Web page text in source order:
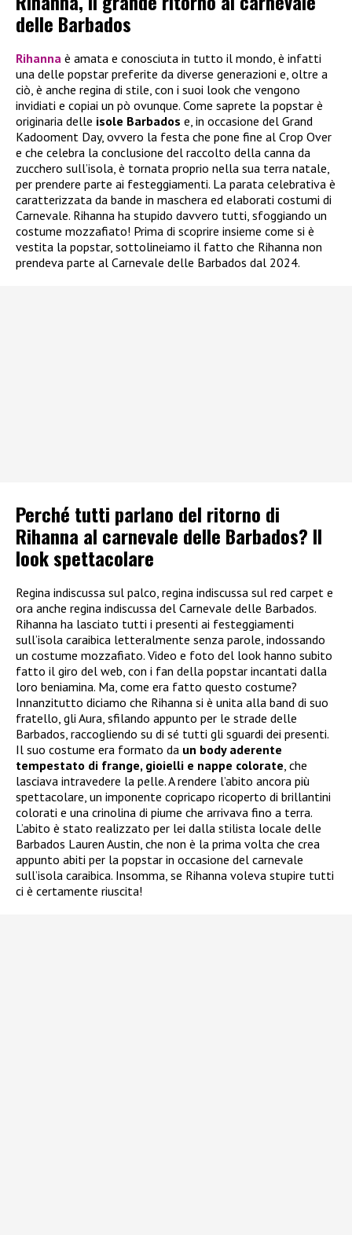
delle Barbados
Rihanna è amata e conosciuta in tutto il mondo, è infatti
una delle popstar preferite da diverse generazioni e, oltre a
ciò, è anche regina di stile, con i suoi look che vengono
invidiati e copiai un pò ovunque. Come saprete la popstar è
originaria delle isole Barbados e, in occasione del Grand
Kadooment Day, ovvero la festa che pone fine al Crop Over
e che celebra la conclusione del raccolto della canna da
zucchero sull’isola, è tornata proprio nella sua terra natale,
per prendere parte ai festeggiamenti. La parata celebrativa è
caratterizzata da bande in maschera ed elaborati costumi di
Carnevale. Rihanna ha stupido davvero tutti, sfoggiando un
costume mozzafiato! Prima di scoprire insieme come si è
vestita la popstar, sottolineiamo il fatto che Rihanna non
prendeva parte al Carnevale delle Barbados dal 2024.
Perché tutti parlano del ritorno di
Rihanna al carnevale delle Barbados? Il
look spettacolare
Regina indiscussa sul palco, regina indiscussa sul red carpet e
ora anche regina indiscussa del Carnevale delle Barbados.
Rihanna ha lasciato tutti i presenti ai festeggiamenti
sull’isola caraibica letteralmente senza parole, indossando
un costume mozzafiato. Video e foto del look hanno subito
fatto il giro del web, con i fan della popstar incantati dalla
loro beniamina. Ma, come era fatto questo costume?
Innanzitutto diciamo che Rihanna si è unita alla band di suo
fratello, gli Aura, sfilando appunto per le strade delle
Barbados, raccogliendo su di sé tutti gli sguardi dei presenti.
Il suo costume era formato da un body aderente
tempestato di frange, gioielli e nappe colorate, che
lasciava intravedere la pelle. A rendere l’abito ancora più
spettacolare, un imponente copricapo ricoperto di brillantini
colorati e una crinolina di piume che arrivava fino a terra.
L’abito è stato realizzato per lei dalla stilista locale delle
Barbados Lauren Austin, che non è la prima volta che crea
appunto abiti per la popstar in occasione del carnevale
sull’isola caraibica. Insomma, se Rihanna voleva stupire tutti
ci è certamente riuscita!